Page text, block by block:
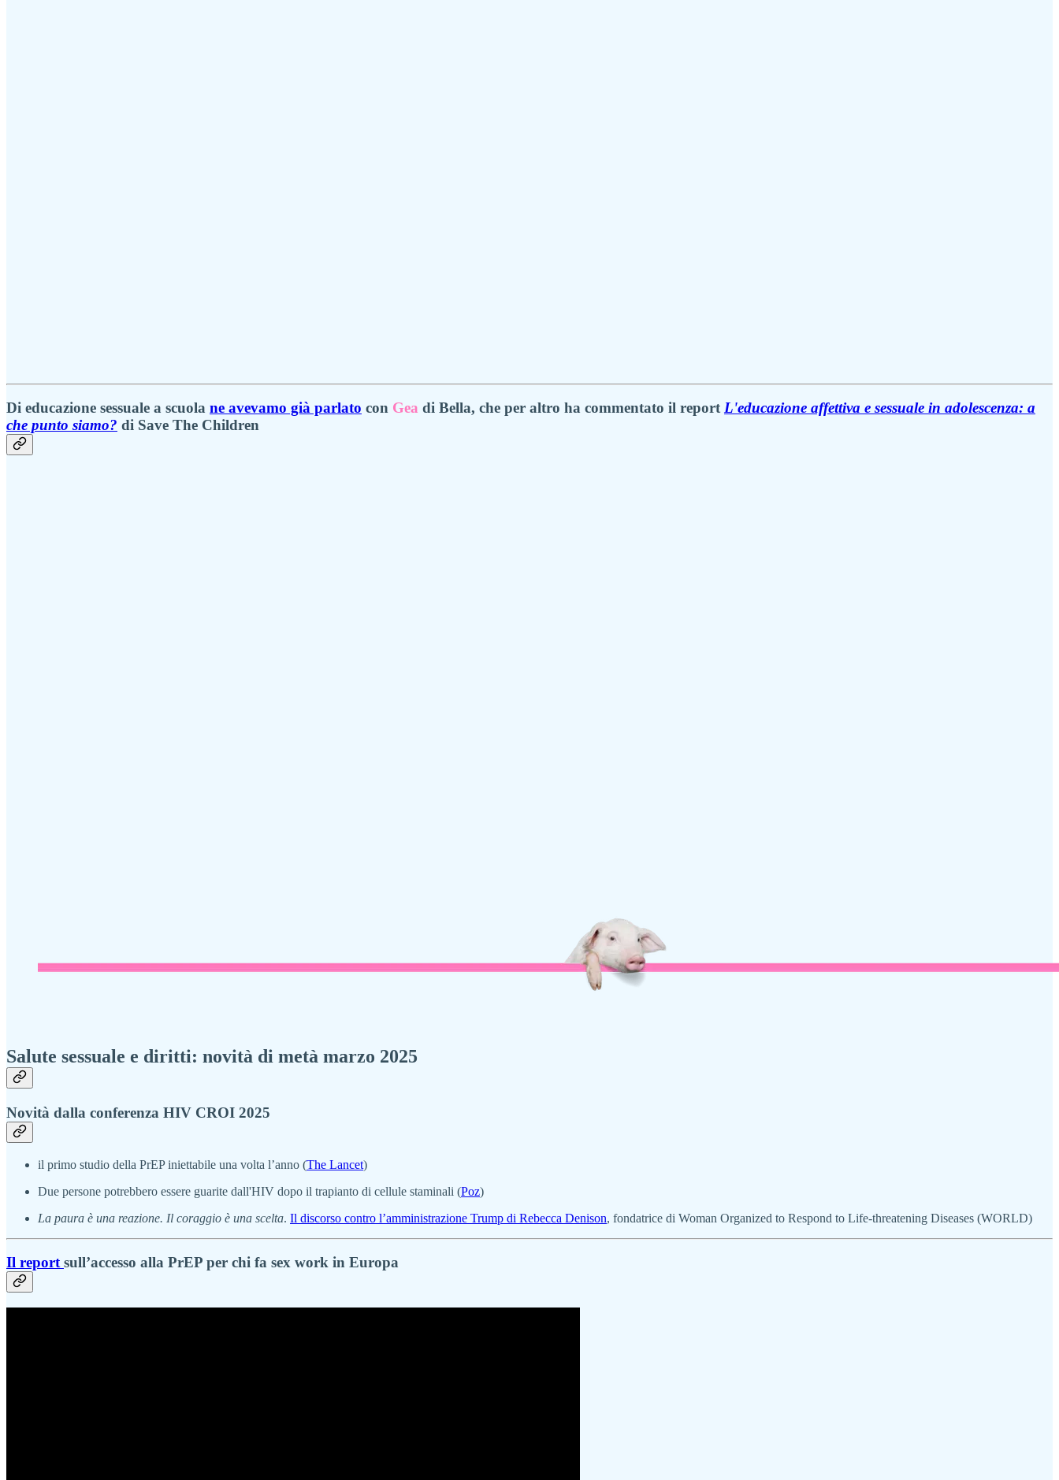
Di educazione sessuale a scuola ne avevamo già parlato con Gea di Bella, che per altro ha commentato il reportL'educazione affettiva e sessuale in adolescenza: a
che punto siamo? di Save The Children
Salute sessuale e diritti: novità di metà marzo 2025
Novità dalla conferenza HIV CROI 2025
il primo studio della PrEP iniettabile una volta l’anno (The Lancet)
Due persone potrebbero essere guarite dall'HIV dopo il trapianto di cellule staminali (Poz)
La paura è una reazione. Il coraggio è una scelta. Il discorso contro l’amministrazione Trump di Rebecca Denison, fondatrice di Woman Organized to Respond to Life-threatening Diseases (WORLD)
Il reportsull’accesso alla PrEP per chi fa sex work in Europa